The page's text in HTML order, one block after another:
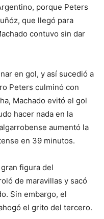
porque Peters
que llegó para
contuvo sin dar
en gol, y así sucedió a
Peters culminó con
Machado evitó el gol
hacer nada en la
aumentó la
en 39 minutos.
figura del
de maravillas y sacó
Sin embargo, el
el grito del tercero.